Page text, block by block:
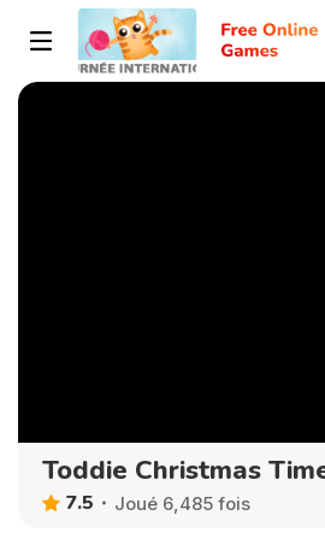
Toddie Christmas
7.5 Joué 6,485 fois